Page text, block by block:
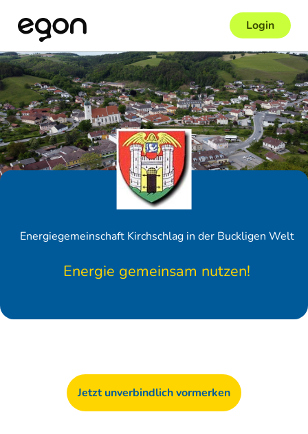
Login
Energiegemeinschaft Kirchschlag in der Buckligen Welt
Energie gemeinsam nutzen!
Jetzt unverbindlich vormerken